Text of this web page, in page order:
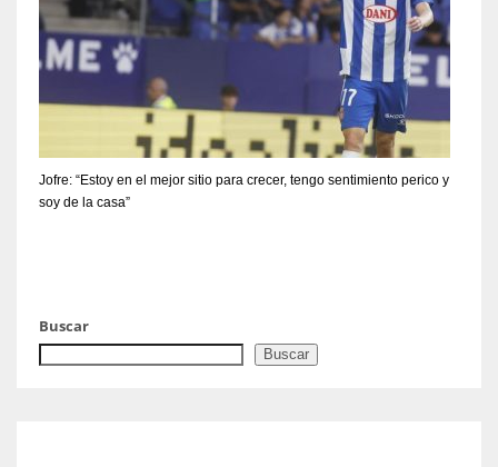
Jofre: “Estoy en el mejor sitio para crecer, tengo sentimiento perico y
soy de la casa”
Buscar
Buscar